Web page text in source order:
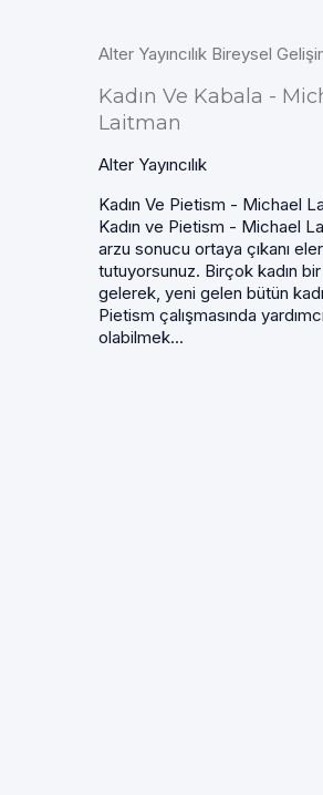
Alter Yayıncılık Bireysel
Kadın Ve Kabala -
Laitman
Alter Yayıncılık
Kadın Ve Pietism - Michael
Kadın ve Pietism - Michael
arzu sonucu ortaya çıkanı
tutuyorsunuz. Birçok kadın
gelerek, yeni gelen bütün
Pietism çalışmasında yardımcı
olabilmek...